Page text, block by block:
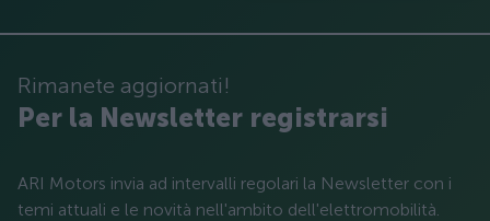
Rimanete aggiornati!
Per la Newsletter registrarsi
ARI Motors invia ad intervalli regolari la Newsletter con i
temi attuali e le novità nell'ambito dell'elettromobilità.